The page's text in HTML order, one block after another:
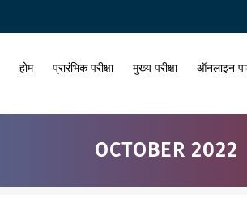
होम प्रारंभिक परीक्षा मुख्य परीक्षा ऑनलाइन
OCTOBER 2022